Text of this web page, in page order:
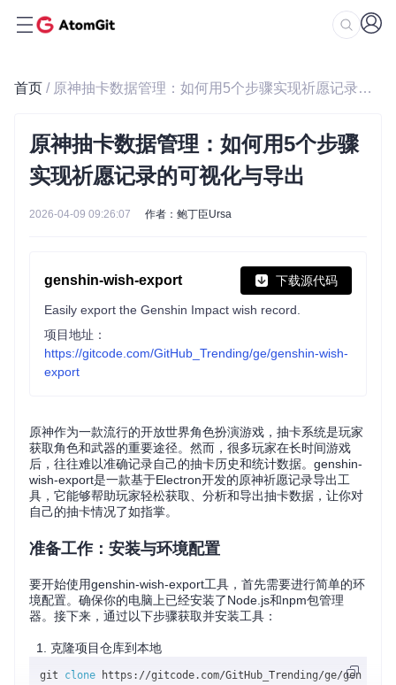
首页 / 原神抽卡数据管理：如何用5个步骤实现祈愿记录的可视化与导出
原神抽卡数据管理：如何用5个步骤
实现祈愿记录的可视化与导出
2026-04-09 09:26:07 作者：鲍丁臣Ursa
genshin-wish-export 下载源代码
Easily export the Genshin Impact wish record.
项目地址：
https://gitcode.com/GitHub_Trending/ge/genshin-wish-
export
原神作为一款流行的开放世界角色扮演游戏，抽卡系统是玩家
获取角色和武器的重要途径。然而，很多玩家在长时间游戏
后，往往难以准确记录自己的抽卡历史和统计数据。genshin-
wish-export是一款基于Electron开发的原神祈愿记录导出工
具，它能够帮助玩家轻松获取、分析和导出抽卡数据，让你对
自己的抽卡情况了如指掌。
准备工作：安装与环境配置
要开始使用genshin-wish-export工具，首先需要进行简单的环
境配置。确保你的电脑上已经安装了Node.js和npm包管理
器。接下来，通过以下步骤获取并安装工具：
克隆项目仓库到本地
git clone